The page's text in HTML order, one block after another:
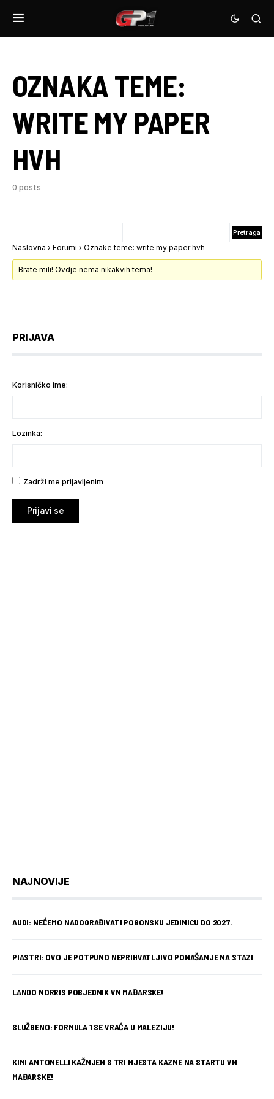
OZNAKA TEME:
WRITE MY PAPER
HVH
0 posts
Naslovna › Forumi › Oznake teme: write my paper hvh
Brate mili! Ovdje nema nikakvih tema!
PRIJAVA
Korisničko ime:
Lozinka:
Zadrži me prijavljenim
Prijavi se
NAJNOVIJE
AUDI: NEĆEMO NADOGRAĐIVATI POGONSKU JEDINICU DO 2027.
PIASTRI: OVO JE POTPUNO NEPRIHVATLJIVO PONAŠANJE NA STAZI
LANDO NORRIS POBJEDNIK VN MAĐARSKE!
SLUŽBENO: FORMULA 1 SE VRAĆA U MALEZIJU!
KIMI ANTONELLI KAŽNJEN S TRI MJESTA KAZNE NA STARTU VN
MAĐARSKE!